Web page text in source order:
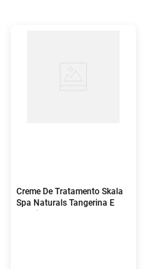
Creme De Tratamento Skala
Spa Naturals Tangerina E